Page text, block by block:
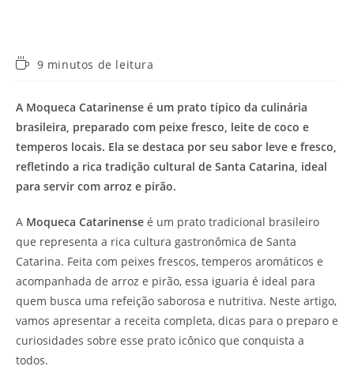
Tempo9 minutos de leitura
A Moqueca Catarinense é um prato típico da culinária
brasileira, preparado com peixe fresco, leite de coco e
temperos locais. Ela se destaca por seu sabor leve e fresco,
refletindo a rica tradição cultural de Santa Catarina, ideal
para servir com arroz e pirão.
A Moqueca Catarinense é um prato tradicional brasileiro
que representa a rica cultura gastronômica de Santa
Catarina. Feita com peixes frescos, temperos aromáticos e
acompanhada de arroz e pirão, essa iguaria é ideal para
quem busca uma refeição saborosa e nutritiva. Neste artigo,
vamos apresentar a receita completa, dicas para o preparo e
curiosidades sobre esse prato icônico que conquista a
todos.